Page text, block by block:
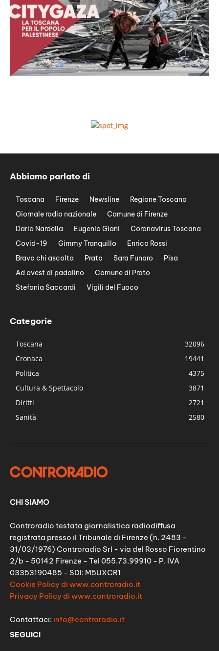
Abbiamo parlato di
Toscana Firenze Newsline
Regione Toscana
Giornale radio nazionale
Comune di Firenze
Dario Nardella
Eugenio Giani
Coronavirus Toscana
Covid-19
Gimmy Tranquillo
Enrico Rossi
Bravo chi ascolta
Prato Sara Funaro
Pisa
Ad ovest di padalino
Comune di Prato
Stefania Saccardi
Vigili del Fuoco
Categorie
Toscana
32096
Cronaca
19441
Politica
4375
Cultura & Spettacolo
3871
Diritti
2721
Sanità
2580
CHI SIAMO
Controradio testata giornalistica radiodiffusa
registrata presso il Tribunale di Firenze (n. 2483 -
31/03/1976) Controradio Srl - via del Rosso Fiorentino
2/b - 50142 Firenze - Tel 055.73.99910 - P. IVA
03353190485 - SDI: M5UXCR1
Cookie Policy di www.controradio.it
Privacy Policy di www.controradio.it
Contattaci: info@controradio.it
SEGUICI